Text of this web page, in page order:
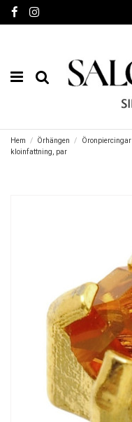
Hem Örhängen Öronpiercingar
kloinfattning, par